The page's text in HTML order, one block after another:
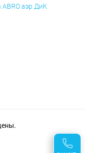
аэр ДиК